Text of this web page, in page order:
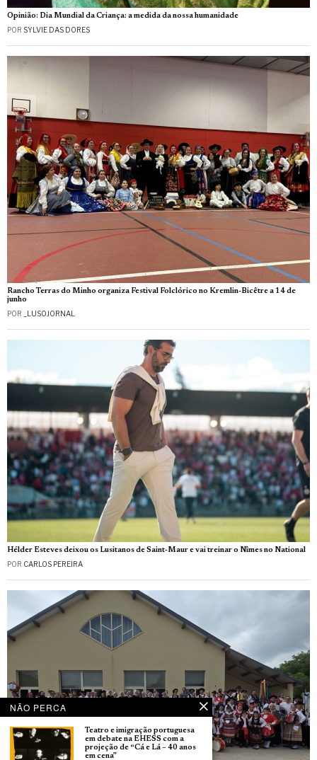
Opinião: Dia Mundial da Criança: a medida da nossa humanidade
POR SYLVIE DAS DORES
Rancho Terras do Minho organiza Festival Folclórico no Kremlin-Bicêtre a 14 de
junho
POR _LUSOJORNAL
Hélder Esteves deixou os Lusitanos de Saint‑Maur e vai treinar o Nîmes no National
POR CARLOS PEREIRA
NÃO PERCA
Teatro e imigração portuguesa
em debate na EHESS com a
projeção de “Cá e Lá – 40 anos
em cena”